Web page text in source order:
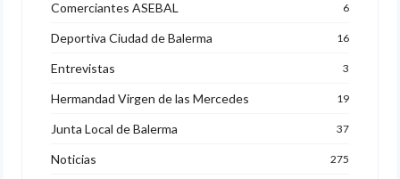
Comerciantes ASEBAL 6
Deportiva Ciudad de Balerma 16
Entrevistas 3
Hermandad Virgen de las Mercedes 19
Junta Local de Balerma 37
Noticias 275